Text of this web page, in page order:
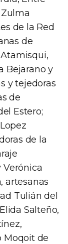
de la Red
de
Bejarano y
y tejedoras
de
Estero;
de la
Verónica
artesanas
Tulián del
Salteño,
Moqoit de